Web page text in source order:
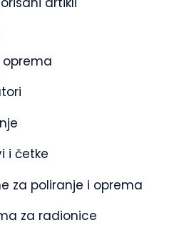
oprema
i četke
za poliranje i oprema
za radionice